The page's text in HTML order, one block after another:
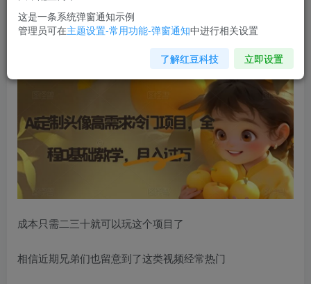
Ai定制头像高需求冷门项目，全程0基础教学，月入过万【揭
成本只需二三十就可以玩这个项目了
相信近期兄弟们也留意到了这类视频经常热门
这是一条系统弹窗通知示例
管理员可在主题设置-常用功能-弹窗通知中进行相关设置
了解红豆科技 立即设置